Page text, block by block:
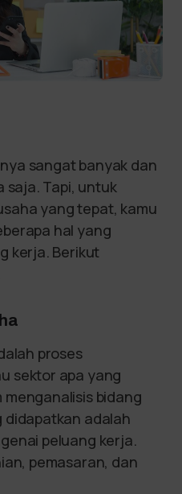
sangat banyak dan
saja. Tapi, untuk
yang tepat, kamu
hal yang
kerja. Berikut
proses
sektor apa yang
menganalisis bidang
didapatkan adalah
peluang kerja.
pemasaran, dan